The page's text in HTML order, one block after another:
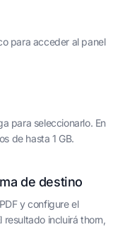
para acceder al panel
para seleccionarlo. En
de hasta 1 GB.
de destino
y configure el
resultado incluirá thorn,